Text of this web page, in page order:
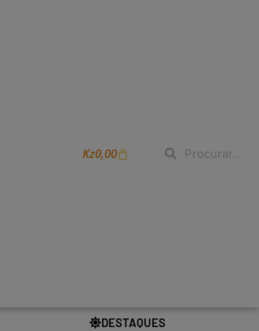
Kz0,00
DESTAQUES